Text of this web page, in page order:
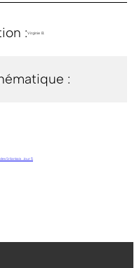
:Virginie B.
:
Srilankais . Jour 5